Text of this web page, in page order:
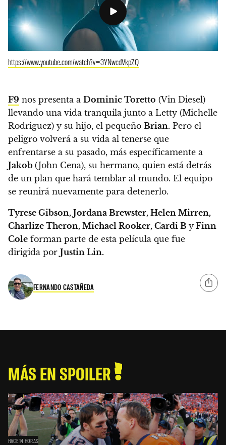
https://www.youtube.com/watch?v=3YNwcdVkpZQ
F9 nos presenta a Dominic Toretto (Vin Diesel)
llevando una vida tranquila junto a Letty (Michelle
Rodriguez) y su hijo, el pequeño Brian. Pero el
peligro volverá a su vida al tenerse que
enfrentarse a su pasado, más específicamente a
Jakob (John Cena), su hermano, quien está detrás
de un plan que hará temblar al mundo. El equipo
se reunirá nuevamente para detenerlo.
Tyrese Gibson, Jordana Brewster, Helen Mirren,
Charlize Theron, Michael Rooker, Cardi B y Finn
Cole forman parte de esta película que fue
dirigida por Justin Lin.
FERNANDO CASTAÑEDA
MÁS EN SPOILER
HACE 14 HORAS